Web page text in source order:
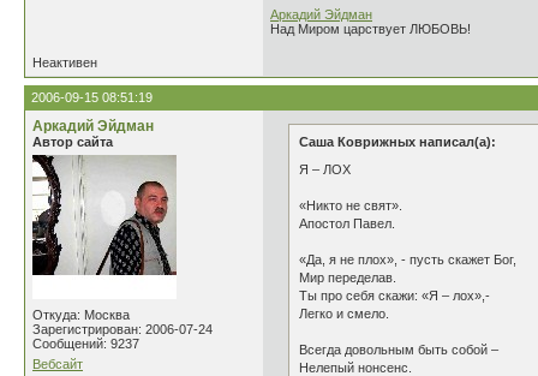
Аркадий Эйдман
Над Миром царствует ЛЮБОВЬ!
Неактивен
2006-09-15 08:51:19
Аркадий Эйдман
Автор сайта
Откуда: Москва
Зарегистрирован: 2006-07-24
Сообщений: 9237
Вебсайт
Саша Коврижных написал(а):
Я – ЛОХ
«Никто не свят».
Апостол Павел.
«Да, я не плох», - пусть скажет Бог,
Мир переделав.
Ты про себя скажи: «Я – лох»,-
Легко и смело.
Всегда довольным быть собой –
Нелепый нонсенс.